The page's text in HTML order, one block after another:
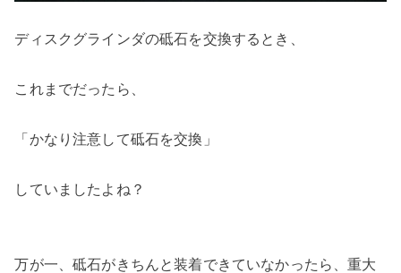
ディスクグラインダの砥石を交換するとき、
これまでだったら、
「かなり注意して砥石を交換」
していましたよね？
万が一、砥石がきちんと装着できていなかったら、重大